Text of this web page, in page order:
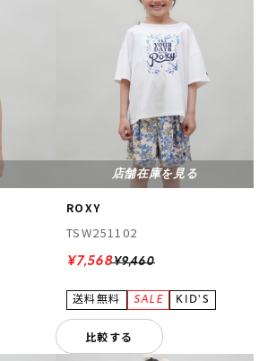
店舗在庫を見る
ROXY
TSW251102
¥9,460
¥7,568
比較する